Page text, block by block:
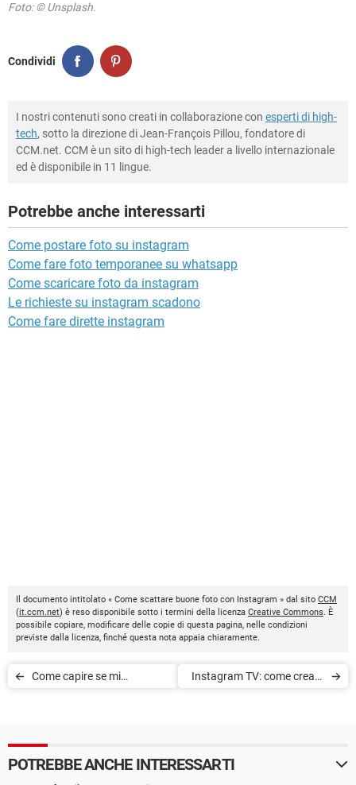
Foto: © Unsplash.
Condividi
I nostri contenuti sono creati in collaborazione con esperti di high-
tech, sotto la direzione di Jean-François Pillou, fondatore di
CCM.net. CCM è un sito di high-tech leader a livello internazionale
ed è disponibile in 11 lingue.
Potrebbe anche interessarti
Come postare foto su instagram
Come fare foto temporanee su whatsapp
Come scaricare foto da instagram
Le richieste su instagram scadono
Come fare dirette instagram
Il documento intitolato « Come scattare buone foto con Instagram » dal sito CCM
(it.ccm.net) è reso disponibile sotto i termini della licenza Creative Commons. È
possibile copiare, modificare delle copie di questa pagina, nelle condizioni
previste dalla licenza, finché questa nota appaia chiaramente.
Come capire se mi
Instagram TV: come creare
POTREBBE ANCHE INTERESSARTI